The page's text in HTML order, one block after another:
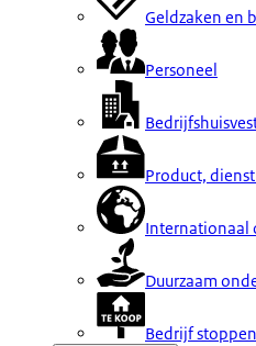
Geldzaken en
Personeel
Product,
Internationaal
Duurzaam
Bedrijf